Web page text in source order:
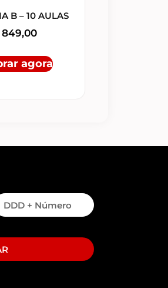
B – 10 AULAS
849,00
agora